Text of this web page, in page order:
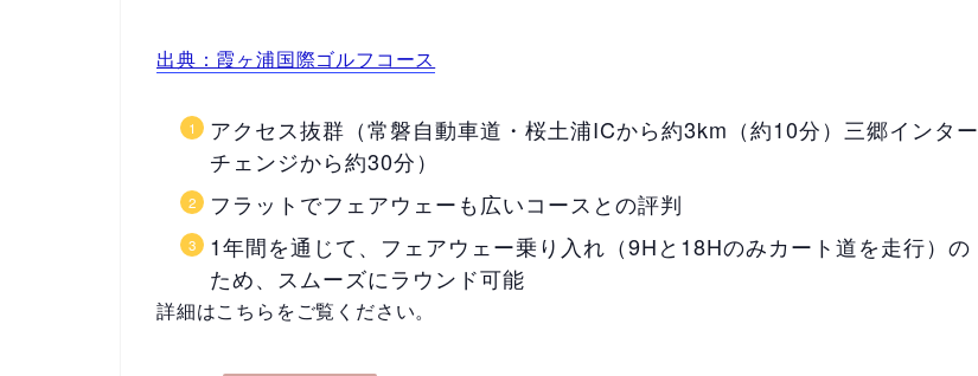
出典：霞ヶ浦国際ゴルフコース
アクセス抜群（常磐自動車道・桜土浦ICから約3km（約10分）三郷インター
チェンジから約30分）
フラットでフェアウェーも広いコースとの評判
1年間を通じて、フェアウェー乗り入れ（9Hと18Hのみカート道を走行）の
ため、スムーズにラウンド可能
詳細はこちらをご覧ください。